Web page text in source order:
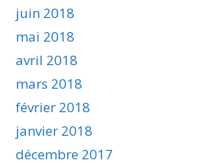
juin 2018
mai 2018
avril 2018
mars 2018
février 2018
janvier 2018
décembre 2017